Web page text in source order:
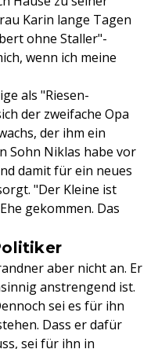
Karin lange Tagen
ohne Staller"-
wenn ich meine
als "Riesen-
der zweifache Opa
der ihm ein
Sohn Niklas habe vor
damit für ein neues
"Der Kleine ist
gekommen. Das
aber nicht an. Er
anstrengend ist.
sei es für ihn
Dass er dafür
sei für ihn in